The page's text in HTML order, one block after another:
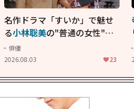
名作ドラマ「すいか」で魅せ
る小林聡美の"普通の女性"が
大人に刺さる...映画「かもめ
食堂」にも通じる静かな芝居
俳優
2026.08.03
23